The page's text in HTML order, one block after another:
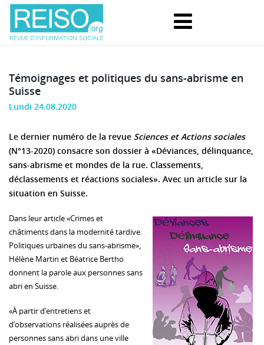
Témoignages et politiques du sans-abrisme en
Suisse
Lundi 24.08.2020
Le dernier numéro de la revue Sciences et Actions sociales
(N°13-2020) consacre son dossier à «Déviances, délinquance,
sans-abrisme et mondes de la rue. Classements,
déclassements et réactions sociales». Avec un article sur la
situation en Suisse.
Dans leur article «Crimes et
châtiments dans la modernité tardive.
Politiques urbaines du sans-abrisme»,
Hélène Martin et Béatrice Bertho
donnent la parole aux personnes sans
abri en Suisse.
«À partir d’entretiens et
d’observations réalisées auprès de
personnes sans abri dans une ville